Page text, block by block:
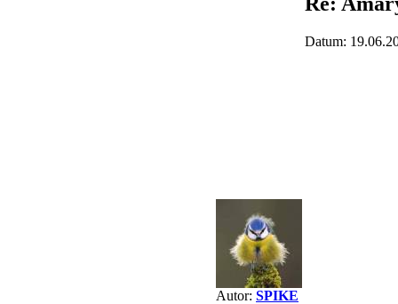
Autor: SPIKE
Datum: